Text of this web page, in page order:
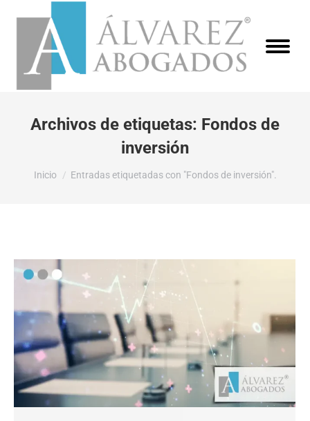
Archivos de etiquetas: Fondos de
inversión
Estás aquí:
Inicio Entradas etiquetadas con "Fondos de inversión".